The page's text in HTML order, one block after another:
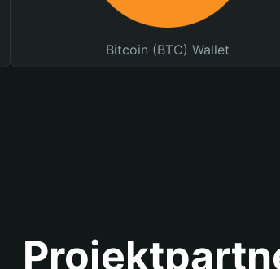
Bitcoin (BTC) Wallet